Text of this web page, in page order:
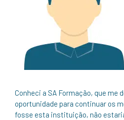
Conheci a SA Formação, que me
oportunidade para continuar os
fosse esta instituição, não